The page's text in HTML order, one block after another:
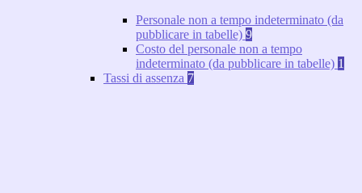
Personale non a tempo indeterminato (da
pubblicare in tabelle) 9
Costo del personale non a tempo
indeterminato (da pubblicare in tabelle) 1
Tassi di assenza 7